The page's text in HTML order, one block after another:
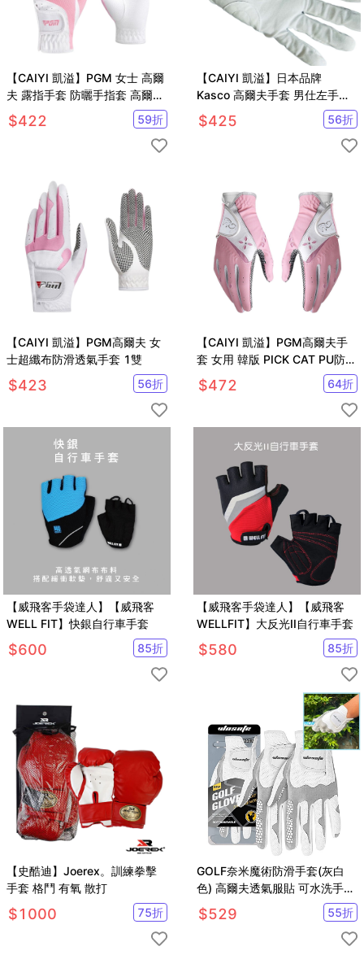
【CAIYI 凱溢】PGM 女士 高爾
夫 露指手套 防曬手指套 高爾夫
球手套
$422 59折
【CAIYI 凱溢】日本品牌
Kasco 高爾夫手套 男仕左手套
超纖布 戶外運動健身手套0500
$425 56折
【CAIYI 凱溢】PGM高爾夫 女
士超纖布防滑透氣手套 1雙
$423 56折
【CAIYI 凱溢】PGM高爾夫手
套 女用 韓版 PICK CAT PU防滑
手套
$472 64折
【威飛客手袋達人】【威飛客
WELL FIT】快銀自行車手套
$600 85折
【威飛客手袋達人】【威飛客
WELLFIT】大反光II自行車手套
$580 85折
【史酷迪】Joerex。訓練拳擊
手套 格鬥 有氧 散打
$1000 75折
GOLF奈米魔術防滑手套(灰白
色) 高爾夫透氣服貼 可水洗手套
(左手1只)【GF71003】
$529 55折